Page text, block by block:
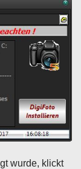
wurde, klickt